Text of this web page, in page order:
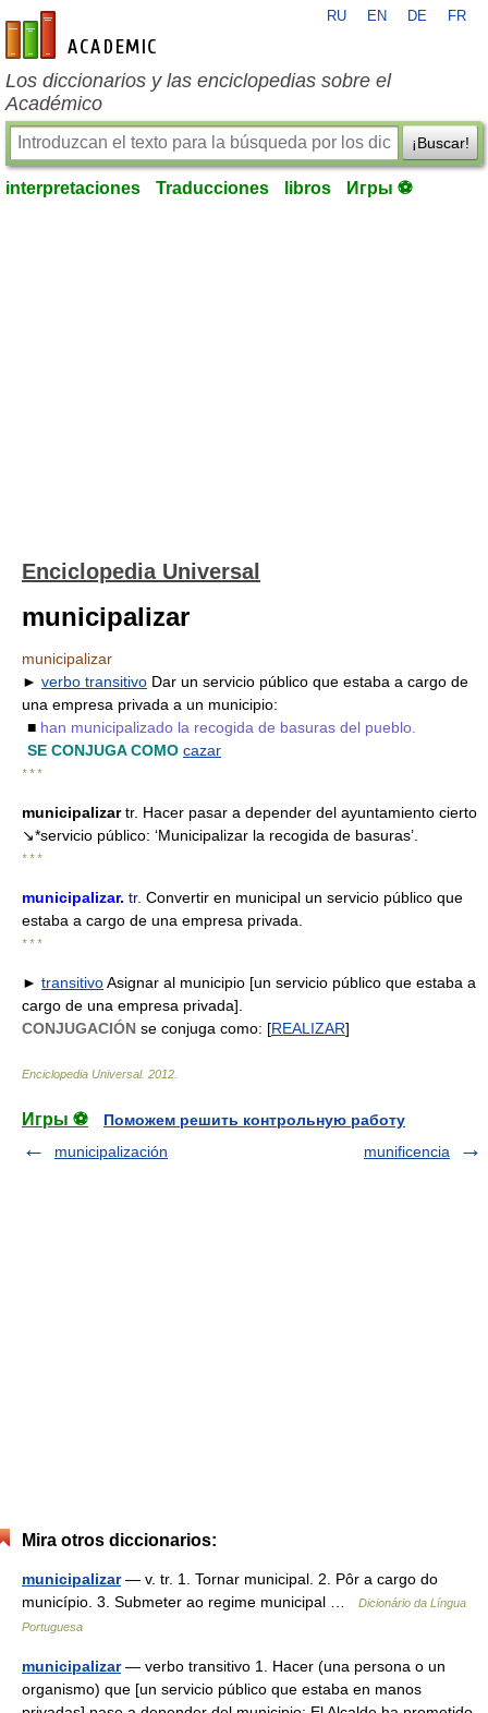
es-academic.com
RU EN DE FR
Los diccionarios y las enciclopedias sobre el
Académico
¡Buscar!
interpretaciones Traducciones libros Игры ⚽
Enciclopedia Universal
municipalizar
municipalizar
► verbo transitivo Dar un servicio público que estaba a cargo de
una empresa privada a un municipio:
■ han municipalizado la recogida de basuras del pueblo.
SE CONJUGA COMO cazar
* * *
municipalizartr. Hacer pasar a depender del ayuntamiento cierto
↘*servicio público: ‘Municipalizar la recogida de basuras’.
* * *
municipalizar. tr. Convertir en municipal un servicio público que
estaba a cargo de una empresa privada.
* * *
► transitivoAsignar al municipio [un servicio público que estaba a
cargo de una empresa privada].
CONJUGACIÓN se conjuga como: [REALIZAR]
Enciclopedia Universal. 2012
Игры ⚽
Поможем решить контрольную работу
municipalización
munificencia
Mira otros diccionarios:
municipalizar— v. tr. 1. Tornar municipal. 2. Pôr a cargo do
município. 3. Submeter ao regime municipal …
Dicionário da Língua
Portuguesa
municipalizar— verbo transitivo 1. Hacer (una persona o un
organismo) que [un servicio público que estaba en manos